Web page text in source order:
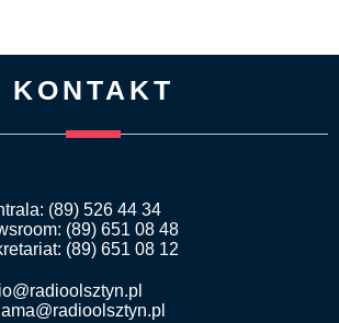
KONTAKT
(89) 526 44 34
(89) 651 08 48
(89) 651 08 12